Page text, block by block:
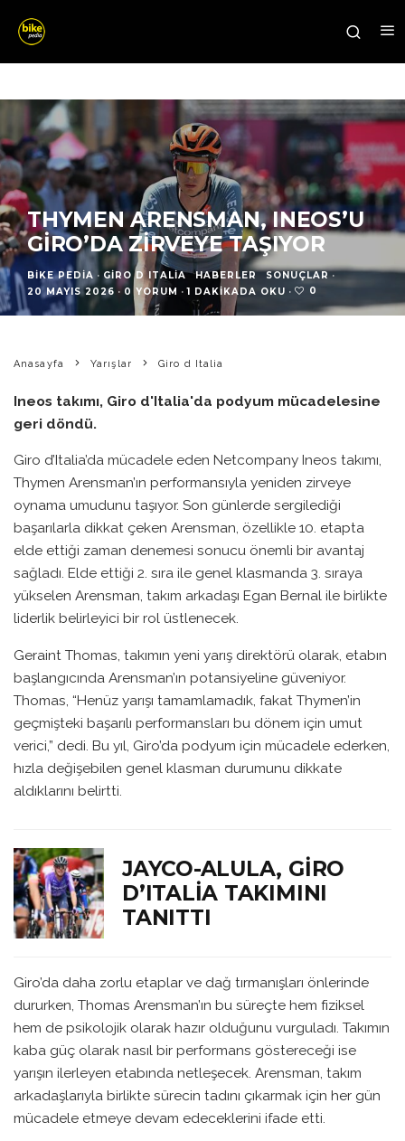
THYMEN ARENSMAN, INEOS’U
GIRO’DA ZIRVEYE TAŞIYOR
BIKE PEDIA · GIRO D ITALIA HABERLER SONUÇLAR ·
20 MAYIS 2026 · 0 YORUM · 1 DAKIKADA OKU · 0
Anasayfa Yarışlar Giro d Italia
Ineos takımı, Giro d'Italia'da podyum mücadelesine
geri döndü.
Giro d’Italia’da mücadele eden Netcompany Ineos takımı,
Thymen Arensman’ın performansıyla yeniden zirveye
oynama umudunu taşıyor. Son günlerde sergilediği
başarılarla dikkat çeken Arensman, özellikle 10. etapta
elde ettiği zaman denemesi sonucu önemli bir avantaj
sağladı. Elde ettiği 2. sıra ile genel klasmanda 3. sıraya
yükselen Arensman, takım arkadaşı Egan Bernal ile birlikte
liderlik belirleyici bir rol üstlenecek.
Geraint Thomas, takımın yeni yarış direktörü olarak, etabın
başlangıcında Arensman’ın potansiyeline güveniyor.
Thomas, “Henüz yarışı tamamlamadık, fakat Thymen’in
geçmişteki başarılı performansları bu dönem için umut
verici,” dedi. Bu yıl, Giro’da podyum için mücadele ederken,
hızla değişebilen genel klasman durumunu dikkate
aldıklarını belirtti.
JAYCO-ALULA, GIRO
D’ITALIA TAKIMINI
TANITTI
Giro’da daha zorlu etaplar ve dağ tırmanışları önlerinde
dururken, Thomas Arensman’ın bu süreçte hem fiziksel
hem de psikolojik olarak hazır olduğunu vurguladı. Takımın
kaba güç olarak nasıl bir performans göstereceği ise
yarışın ilerleyen etabında netleşecek. Arensman, takım
arkadaşlarıyla birlikte sürecin tadını çıkarmak için her gün
mücadele etmeye devam edeceklerini ifade etti.